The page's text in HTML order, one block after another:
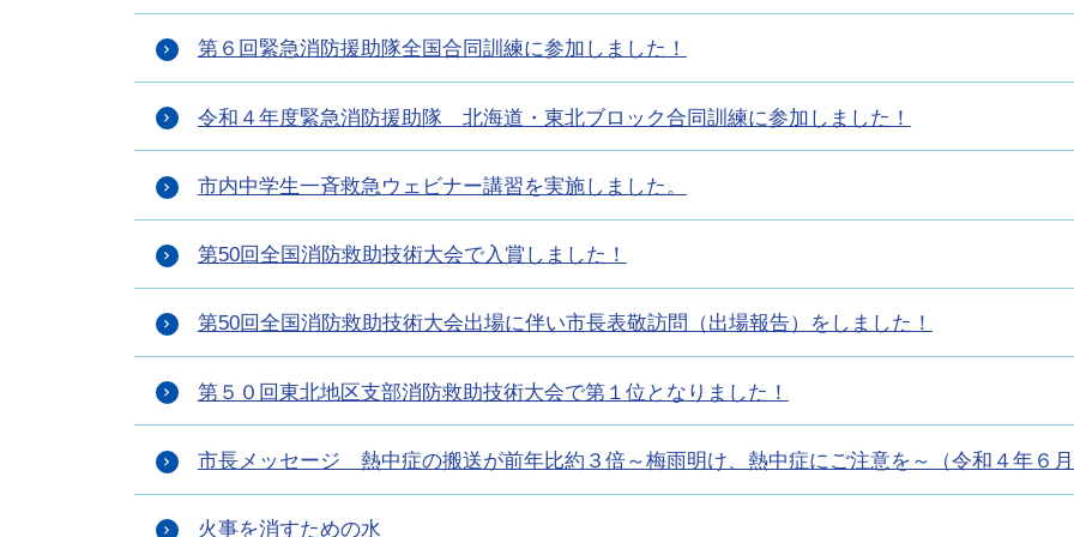
第６回緊急消防援助隊全国合同訓練に参加しました！
令和４年度緊急消防援助隊 北海道・東北ブロック合同訓練に参加しました！
市内中学生一斉救急ウェビナー講習を実施しました。
第50回全国消防救助技術大会で入賞しました！
第50回全国消防救助技術大会出場に伴い市長表敬訪問（出場報告）をしました！
第５０回東北地区支部消防救助技術大会で第１位となりました！
市長メッセージ 熱中症の搬送が前年比約３倍～梅雨明け、熱中症にご注意を～（令和４年６
火事を消すための水